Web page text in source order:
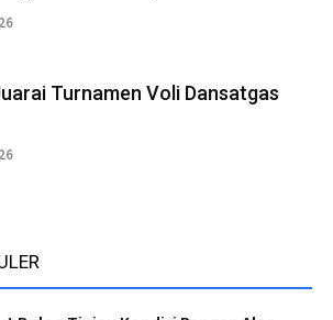
Turnamen Voli Dansatgas